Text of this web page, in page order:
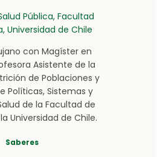
Pública, Facultad
Universidad de Chile
con Magíster en
Asistente de la
de Poblaciones y
Políticas, Sistemas y
de la Facultad de
Universidad de Chile.
Saberes